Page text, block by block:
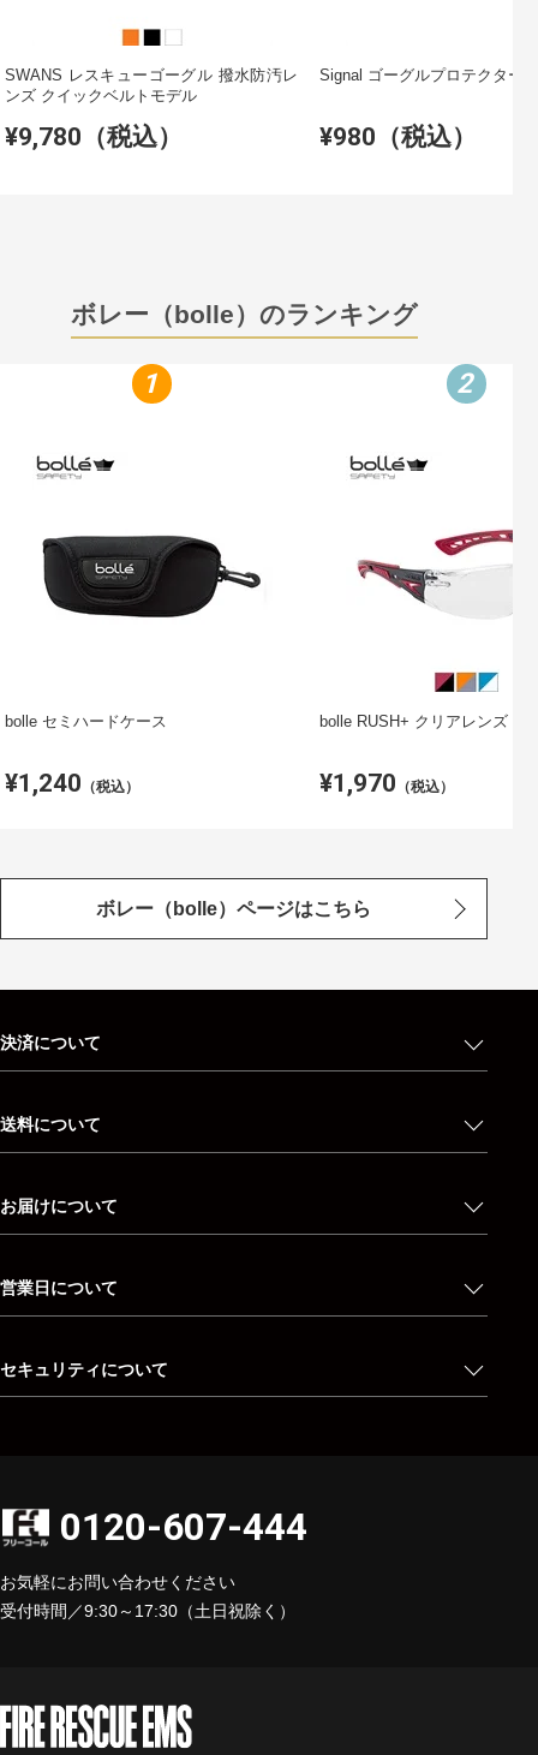
SWANS レスキューゴーグル 撥水防汚レ
ンズ クイックベルトモデル
¥9,780（税込）
Signal ゴーグルプロテクター
¥980（税込）
ボレー（bolle）のランキング
1
bolle セミハードケース
¥1,240 （税込）
2
bolle RUSH+ クリアレンズ
¥1,970 （税込）
ボレー（bolle）ページはこちら
決済について
送料について
お届けについて
営業日について
セキュリティについて
0120-607-444
お気軽にお問い合わせください
受付時間／9:30～17:30（土日祝除く）